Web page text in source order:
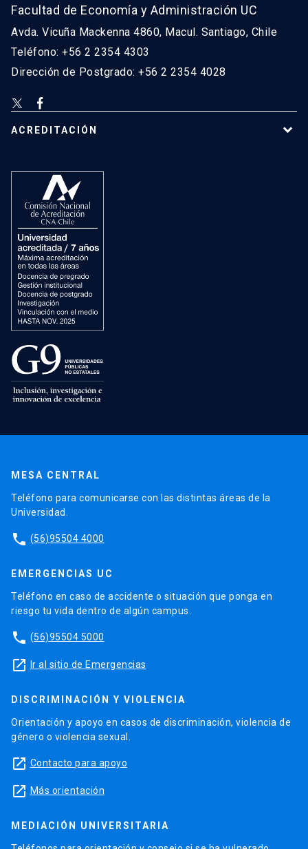
Facultad de Economía y Administración UC
Avda. Vicuña Mackenna 4860, Macul. Santiago, Chile
Teléfono: +56 2 2354 4303
Dirección de Postgrado: +56 2 2354 4028
ACREDITACIÓN
MESA CENTRAL
Teléfono para comunicarse con las distintas áreas de la
Universidad.
phone (56)95504 4000
EMERGENCIAS UC
Teléfono en caso de accidente o situación que ponga en
riesgo tu vida dentro de algún campus.
phone (56)95504 5000
launch Ir al sitio de Emergencias
DISCRIMINACIÓN Y VIOLENCIA
Orientación y apoyo en casos de discriminación, violencia de
género o violencia sexual.
launch Contacto para apoyo
launch Más orientación
MEDIACIÓN UNIVERSITARIA